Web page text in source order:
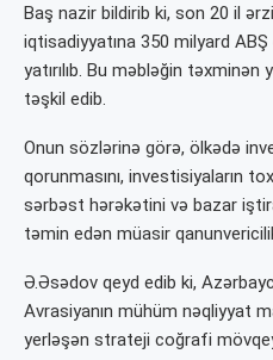
Baş nazir bildirib ki, son 20 il
iqtisadiyyatına 350 milyard
yatırılıb. Bu məbləğin təxminən
təşkil edib.
Onun sözlərinə görə, ölkədə
qorunmasını, investisiyaların
sərbəst hərəkətini və bazar
təmin edən müasir qanunvericilik
Ə.Əsədov qeyd edib ki,
Avrasiyanın mühüm nəqliyyat
yerləşən strateji coğrafi